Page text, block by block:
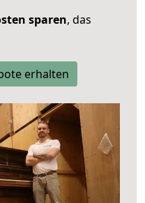
sparen, das
erhalten